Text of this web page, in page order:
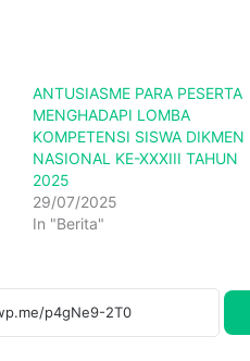
ANTUSIASME PARA PESERTA
MENGHADAPI LOMBA
KOMPETENSI SISWA DIKMEN
NASIONAL KE-XXXIII TAHUN
2025
29/07/2025
In "Berita"